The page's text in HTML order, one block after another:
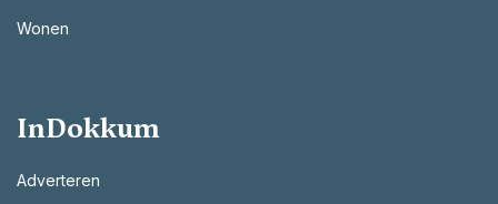
Wonen
InDokkum
Adverteren